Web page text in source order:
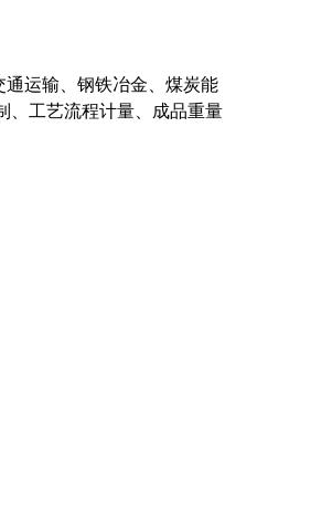
运输、钢铁冶金、煤炭能
、工艺流程计量、成品重量